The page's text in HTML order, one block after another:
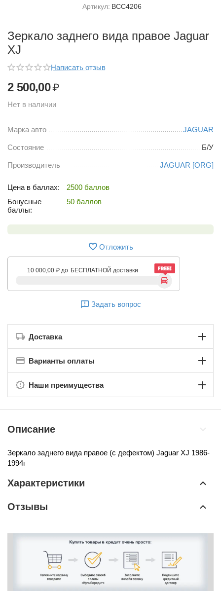
Артикул: BCC4206
Зеркало заднего вида правое Jaguar
XJ
Написать отзыв
2 500,00₽
Нет в наличии
Марка авто JAGUAR
Состояние Б/У
Производитель JAGUAR [ORG]
Цена в баллах:
2500 баллов
Бонусные
баллы:
50 баллов
Отложить
10 000,00 ₽ до БЕСПЛАТНОЙ доставки
Задать вопрос
Доставка
Варианты оплаты
Наши преимущества
Описание
Зеркало заднего вида правое (с дефектом) Jaguar XJ 1986-
1994г
Характеристики
Отзывы